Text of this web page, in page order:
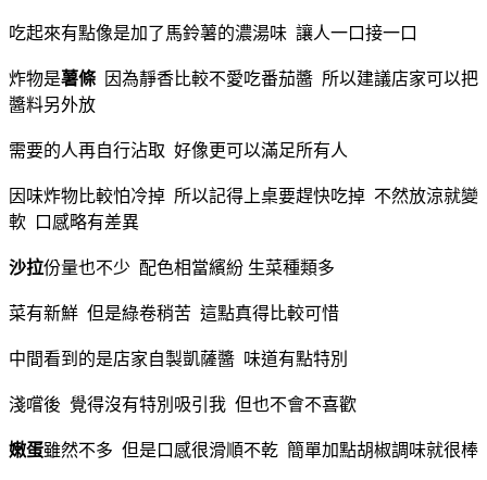
吃起來有點像是加了馬鈴薯的濃湯味 讓人一口接一口
炸物是薯條 因為靜香比較不愛吃番茄醬 所以建議店家可以把
醬料另外放
需要的人再自行沾取 好像更可以滿足所有人
因味炸物比較怕冷掉 所以記得上桌要趕快吃掉 不然放涼就變
軟 口感略有差異
沙拉份量也不少 配色相當繽紛 生菜種類多
菜有新鮮 但是綠卷稍苦 這點真得比較可惜
中間看到的是店家自製凱薩醬 味道有點特別
淺嚐後 覺得沒有特別吸引我 但也不會不喜歡
嫩蛋雖然不多 但是口感很滑順不乾 簡單加點胡椒調味就很棒